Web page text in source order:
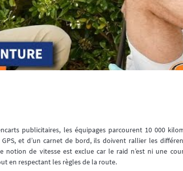
publicitaires, les équipages parcourent 10 000
GPS, et d’un carnet de bord, ils doivent rallier les
de vitesse est exclue car le raid n’est ni une
en respectant les règles de la route.